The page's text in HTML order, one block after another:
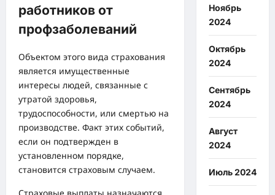
работников от
профзаболеваний
Объектом этого вида страхования
является имущественные
интересы людей, связанные с
утратой здоровья,
трудоспособности, или смертью на
производстве. Факт этих событий,
если он подтвержден в
установленном порядке,
становится страховым случаем.
Ноябрь
2024
Октябрь
2024
Сентябрь
2024
Август
2024
Июль 2024